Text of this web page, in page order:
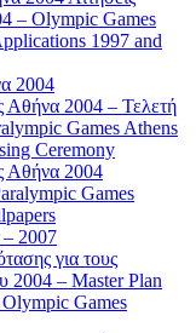
– Olympic Games
1997 and
2004
Αθήνα 2004 – Τελετή
Games Athens
Ceremony
Αθήνα 2004
Games
– 2007
για τους
2004 – Master Plan
Games